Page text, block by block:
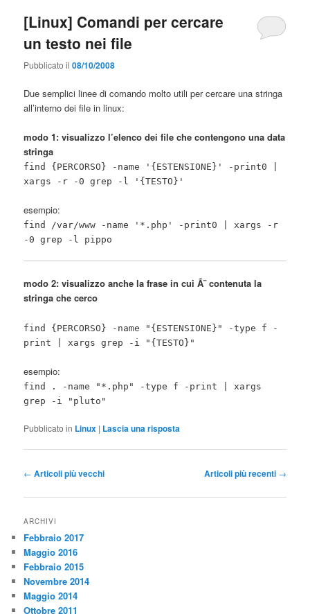
[Linux] Comandi per cercare
un testo nei file
Pubblicato il08/10/2008
Due semplici linee di comando molto utili per cercare una stringa
all’interno dei file in linux:
modo 1: visualizzo l’elenco dei file che contengono una data
stringa
find {PERCORSO} -name '{ESTENSIONE}' -print0 |
xargs -r -0 grep -l '{TESTO}'
esempio:
find /var/www -name '*.php' -print0 | xargs -r
-0 grep -l pippo
modo 2: visualizzo anche la frase in cui Ã¨ contenuta la
stringa che cerco
find {PERCORSO} -name "{ESTENSIONE}" -type f -
print | xargs grep -i "{TESTO}"
esempio:
find . -name "*.php" -type f -print | xargs
grep -i "pluto"
Pubblicato in Linux | Lascia una risposta
Navigazione
← Articoli più vecchi Articoli più recenti →
ARCHIVI
Febbraio 2017
Maggio 2016
Febbraio 2015
Novembre 2014
Maggio 2014
Ottobre 2011